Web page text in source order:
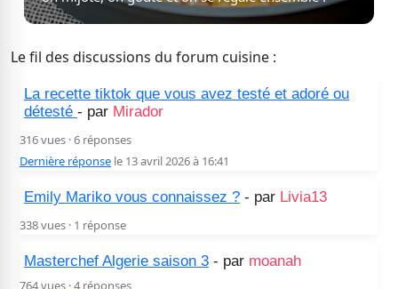
Le fil des discussions du forum cuisine :
La recette tiktok que vous avez testé et adoré ou
détesté - par Mirador
316 vues · 6 réponses
Dernière réponse le 13 avril 2026 à 16:41
Emily Mariko vous connaissez ? - par Livia13
338 vues · 1 réponse
Masterchef Algerie saison 3 - par moanah
764 vues · 4 réponses